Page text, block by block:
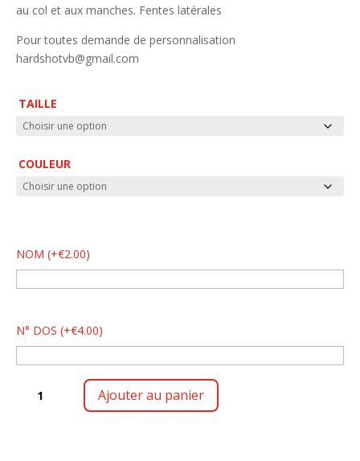
au col et aux manches. Fentes latérales
Pour toutes demande de personnalisation
hardshotvb@gmail.com
TAILLE
COULEUR
NOM (+€2.00)
N° DOS (+€4.00)
Ajouter au panier